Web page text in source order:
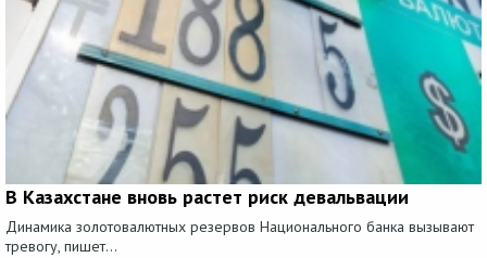
В Казахстане вновь растет риск девальвации
Динамика золотовалютных резервов Национального банка вызывают
тревогу, пишет...